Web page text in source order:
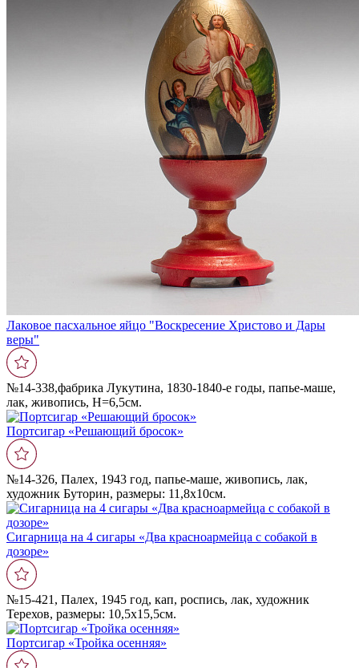
Лаковое пасхальное яйцо "Воскресение Христово и Дары
веры"
№14-338,фабрика Лукутина, 1830-1840-е годы, папье-маше,
лак, живопись, Н=6,5см.
Портсигар «Решающий бросок»
№14-326, Палех, 1943 год, папье-маше, живопись, лак,
художник Буторин, размеры: 11,8х10см.
Сигарница на 4 сигары «Два красноармейца с собакой в
дозоре»
№15-421, Палех, 1945 год, кап, роспись, лак, художник
Терехов, размеры: 10,5х15,5см.
Портсигар «Тройка осенняя»